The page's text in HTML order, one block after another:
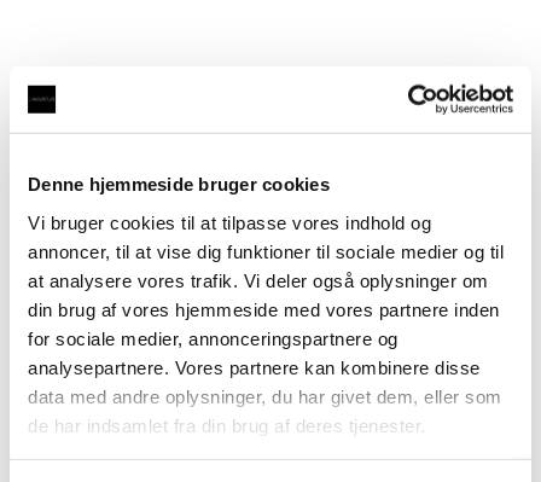
Denne hjemmeside bruger cookies
Vi bruger cookies til at tilpasse vores indhold og
annoncer, til at vise dig funktioner til sociale medier og til
at analysere vores trafik. Vi deler også oplysninger om
din brug af vores hjemmeside med vores partnere inden
for sociale medier, annonceringspartnere og
analysepartnere. Vores partnere kan kombinere disse
data med andre oplysninger, du har givet dem, eller som
de har indsamlet fra din brug af deres tjenester.
udtræksslange med kogende vand inkl. kalkfilter i
børstet stål med firkantet tud kr.3.500,00
DEMOVANDHANE: 3-1 FLEX
A, fleksibel udtræksslange med
kogende vand inkl. kalkfilter i
børstet stål med rund tud